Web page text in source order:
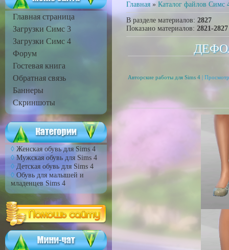
Главная страница
Загрузки Симс 3
Загрузки Симс 4
Форум
Гостевая книга
Обратная связь
Баннеры
Скриншоты
Женская обувь для Sims 4
Мужская обувь для Sims 4
Детская обувь для Sims 4
Обувь для малышей и
младенцев Sims 4
Главная» Каталог файлов Симс
В разделе материалов: 2827
Показано материалов: 2821-2827
Авторские работы для Sims 4|